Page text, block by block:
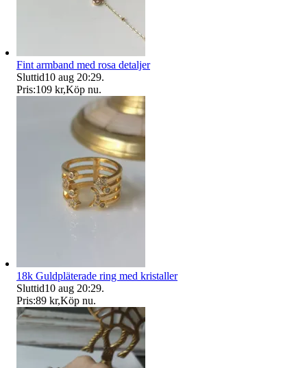
Fint armband med rosa detaljer
Sluttid10 aug 20:29.
Pris:109 kr,Köp nu.
18k Guldpläterade ring med kristaller
Sluttid10 aug 20:29.
Pris:89 kr,Köp nu.